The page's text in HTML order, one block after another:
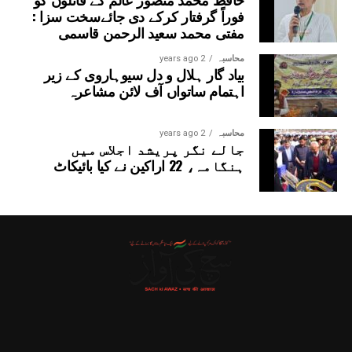
فوراً گرفتار کرکے دی جائےسخت سزا :
مفتی محمد سعید الرحمن قاسمی
محاسبہ 2 years ago
بیاد گار ہلال و دل سیوہاروی کے زیر
اہتمام ساتواں آف لائن مشاعرہ
محاسبہ 2 years ago
جالے نگر پریشد اجلاس میں
ہنگامہ، 22 اراکین نے کیا بائیکاٹ